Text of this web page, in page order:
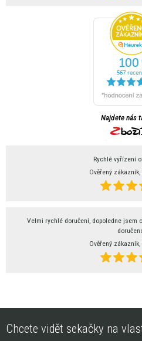
Najdete nás
Rychlé vyřízení
Ověřený
Velmi rychlé doručení, dopoledne jsem
Ověřený
Chcete vidět sekačky na